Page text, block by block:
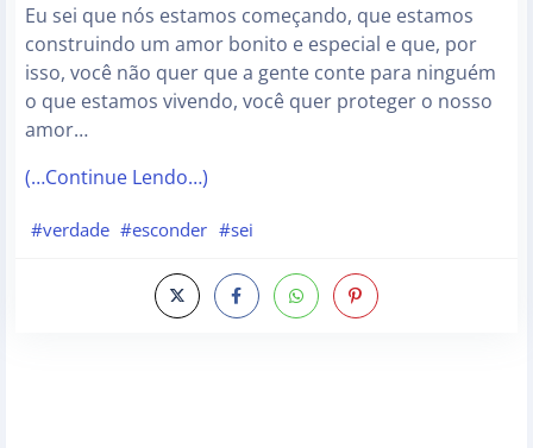
Eu sei que nós estamos começando, que estamos
construindo um amor bonito e especial e que, por
isso, você não quer que a gente conte para ninguém
o que estamos vivendo, você quer proteger o nosso
amor…
(…Continue Lendo…)
#verdade #esconder #sei